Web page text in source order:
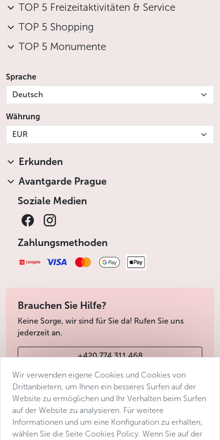
TOP 5 Freizeitaktivitäten & Service
TOP 5 Shopping
TOP 5 Monumente
Sprache
Deutsch
Währung
EUR
Erkunden
Avantgarde Prague
Soziale Medien
Zahlungsmethoden
Brauchen Sie Hilfe?
Keine Sorge, wir sind für Sie da! Rufen Sie uns
jederzeit an.
+420 774 311 468
info@avantgarde-prague.cz
Geschäftsbedingungen
Datenschutz
Wir verwenden eigene Cookies und Cookies von
Drittanbietern, um Ihnen ein besseres Surfen auf der
Website zu ermöglichen und Ihr Verhalten beim Surfen
auf der Website zu analysieren. Für weitere
Informationen und um eine Konfiguration zu erhalten,
wählen Sie die Seite Cookies Policy. Wenn Sie auf der